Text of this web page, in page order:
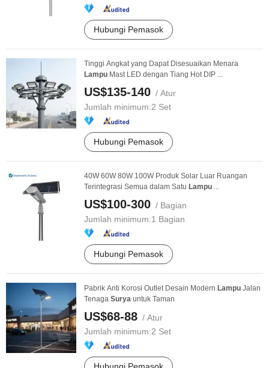
Hubungi Pemasok
Tinggi Angkat yang Dapat Disesuaikan Menara
Lampu Mast LED dengan Tiang Hot DIP ...
US$135-140 / Atur
Jumlah minimum:2 Set
Hubungi Pemasok
40W 60W 80W 100W Produk Solar Luar Ruangan
Terintegrasi Semua dalam Satu Lampu ...
US$100-300 / Bagian
Jumlah minimum:1 Bagian
Hubungi Pemasok
Pabrik Anti Korosi Outlet Desain Modern Lampu Jalan
Tenaga Surya untuk Taman
US$68-88 / Atur
Jumlah minimum:2 Set